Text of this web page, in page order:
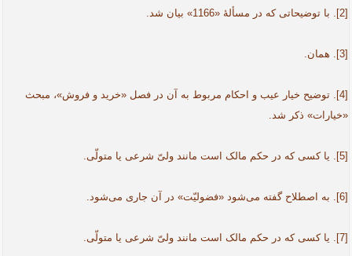
[2]. با توضیحاتی که در مسألۀ «1166» بیان شد.
[3]. همان.
[4]. توضیح خیار عیب و احکام مربوط به آن در فصل «خرید و فروش»، مبحث
«خیارات» ذکر شد.
[5]. یا کسی که در حکم مالک است مانند ولیّ شرعی یا متولّی.
[6]. به اصطلاح گفته می‌شود «فضولیّت» در آن جاری می‌شود.
[7]. یا کسی که در حکم مالک است مانند ولیّ شرعی یا متولّی.